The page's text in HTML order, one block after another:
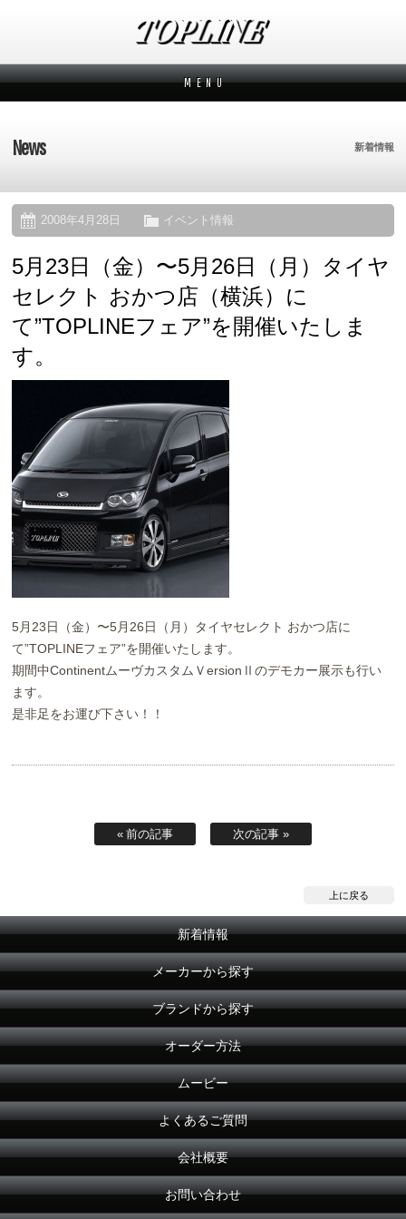
M E N U
ブランドから探す
How to order
オーダー方法
ムービー
よくあるご質問
お問い合わせ
News 新着情報
2008年4月28日 イベント情報
5月23日（金）〜5月26日（月）タイヤ
セレクト おかつ店（横浜）に
て”TOPLINEフェア”を開催いたしま
す。
5月23日（金）〜5月26日（月）タイヤセレクト おかつ店に
て”TOPLINEフェア”を開催いたします。
期間中ContinentムーヴカスタムＶersionⅡのデモカー展示も行い
ます。
是非足をお運び下さい！！
« 前の記事 次の記事 »
上に戻る
新着情報
メーカーから探す
ブランドから探す
オーダー方法
ムービー
よくあるご質問
会社概要
お問い合わせ